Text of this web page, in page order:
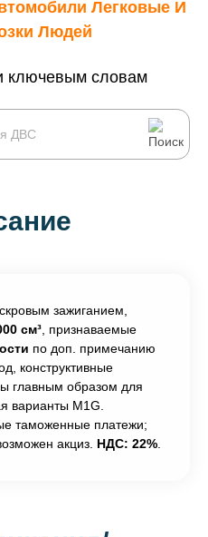
Легковые И
Людей
ключевым словам
зажиганием,
см³ , признаваемые
по доп. примечанию
конструктивные
главным образом для
варианты M1G.
таможенные платежи;
акциз. НДС: 22%